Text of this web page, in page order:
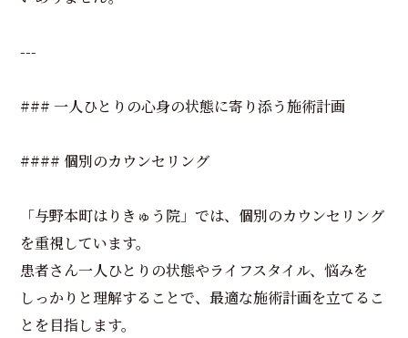
---
### 一人ひとりの心身の状態に寄り添う施術計画
#### 個別のカウンセリング
「与野本町はりきゅう院」では、個別のカウンセリング
を重視しています。
患者さん一人ひとりの状態やライフスタイル、悩みを
しっかりと理解することで、最適な施術計画を立てるこ
とを目指します。